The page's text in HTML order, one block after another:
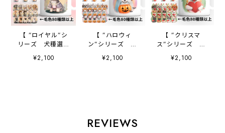
【 ”ロイヤル”シ
リーズ 犬種選べ
る マグカップ 】
お家用 犬 ペッ
¥2,100
【 ”ハロウィ
ン”シリーズ 犬
種選べる マグカッ
プ 】 お家用
¥2,100
【 ”クリスマ
ス”シリーズ 犬
種選べる マグカッ
プ 】 お家用
¥2,100
REVIEWS